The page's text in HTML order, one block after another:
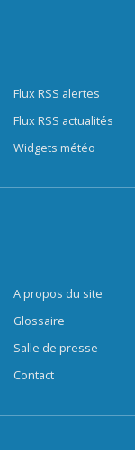
Flux RSS alertes
Flux RSS actualités
Widgets météo
A propos du site
Glossaire
Salle de presse
Contact